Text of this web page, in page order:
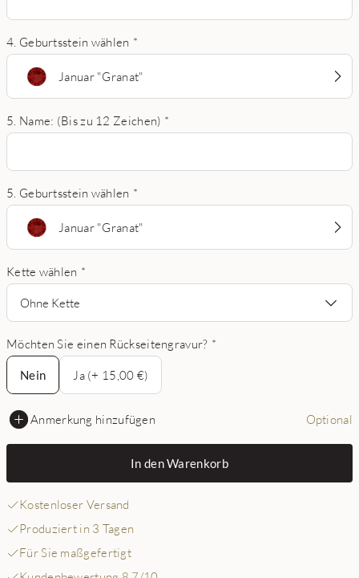
4. Geburtsstein wählen *
Januar "Granat"
5. Name: (Bis zu 12 Zeichen) *
5. Geburtsstein wählen *
Januar "Granat"
Kette wählen *
Ohne Kette
Möchten Sie einen Rückseitengravur? *
Nein
Nein
Ja (+ 15,00 €)
Anmerkung hinzufügen Optional
In den Warenkorb
Kostenloser Versand
Produziert in 3 Tagen
Für Sie maßgefertigt